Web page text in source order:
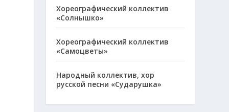
Хореографический коллектив
«Солнышко»
Хореографический коллектив
«Самоцветы»
Народный коллектив, хор
русской песни «Сударушка»